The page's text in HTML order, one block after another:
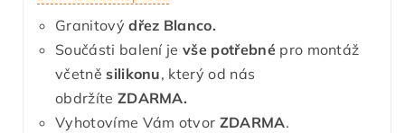
Granitový dřez Blanco.
Součásti balení jevše potřebnépro montáž
včetněsilikonu, který od nás
obdržíte ZDARMA.
Vyhotovíme Vám otvor ZDARMA.